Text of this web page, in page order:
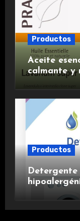
Productos
Aceite
calmante y
Productos
suavizante